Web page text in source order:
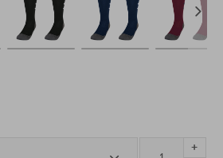
+